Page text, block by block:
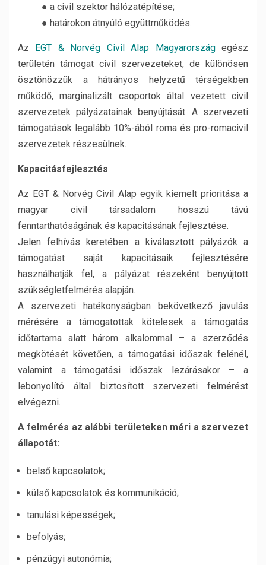
● a civil szektor hálózatépítése;
● határokon átnyúló együttműködés.
Az EGT & Norvég Civil Alap Magyarországegész
területén támogat civil szervezeteket, de különösen
ösztönözzük a hátrányos helyzetű térségekben
működő, marginalizált csoportok által vezetett civil
szervezetek pályázatainak benyújtását. A szervezeti
támogatások legalább 10%-ából roma és pro-romacivil
szervezetek részesülnek.
Kapacitásfejlesztés
Az EGT & Norvég Civil Alap egyik kiemelt prioritása a
magyar civil társadalom hosszú távú
fenntarthatóságának és kapacitásának fejlesztése.
Jelen felhívás keretében a kiválasztott pályázók a
támogatást saját kapacitásaik fejlesztésére
használhatják fel, a pályázat részeként benyújtott
szükségletfelmérés alapján.
A szervezeti hatékonyságban bekövetkező javulás
mérésére a támogatottak kötelesek a támogatás
időtartama alatt három alkalommal – a szerződés
megkötését követően, a támogatási időszak felénél,
valamint a támogatási időszak lezárásakor – a
lebonyolító által biztosított szervezeti felmérést
elvégezni.
A felmérés az alábbi területeken méri a szervezet
állapotát:
belső kapcsolatok;
külső kapcsolatok és kommunikáció;
tanulási képességek;
befolyás;
pénzügyi autonómia;